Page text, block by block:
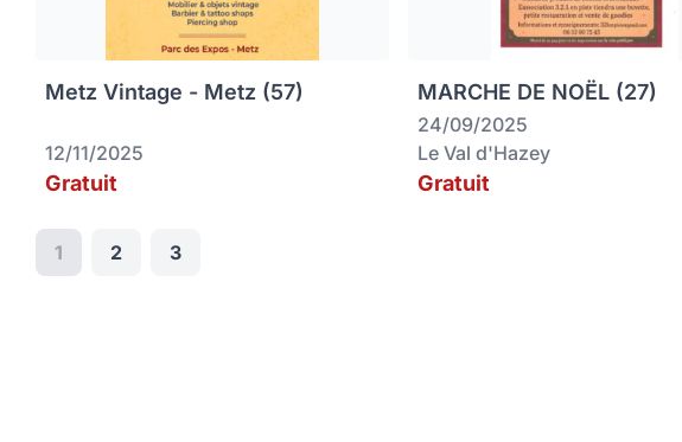
Metz Vintage - Metz (57)
12/11/2025
Gratuit
MARCHE DE NOËL (27)
24/09/2025
Le Val d'Hazey
Gratuit
1 2 3